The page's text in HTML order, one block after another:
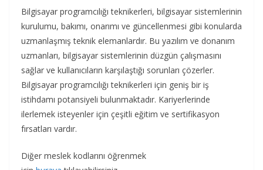
Bilgisayar programcılığı teknikerleri, bilgisayar sistemlerinin
kurulumu, bakımı, onarımı ve güncellenmesi gibi konularda
uzmanlaşmış teknik elemanlardır. Bu yazılım ve donanım
uzmanları, bilgisayar sistemlerinin düzgün çalışmasını
sağlar ve kullanıcıların karşılaştığı sorunları çözerler.
Bilgisayar programcılığı teknikerleri için geniş bir iş
istihdamı potansiyeli bulunmaktadır. Kariyerlerinde
ilerlemek isteyenler için çeşitli eğitim ve sertifikasyon
fırsatları vardır.
Diğer meslek kodlarını öğrenmek